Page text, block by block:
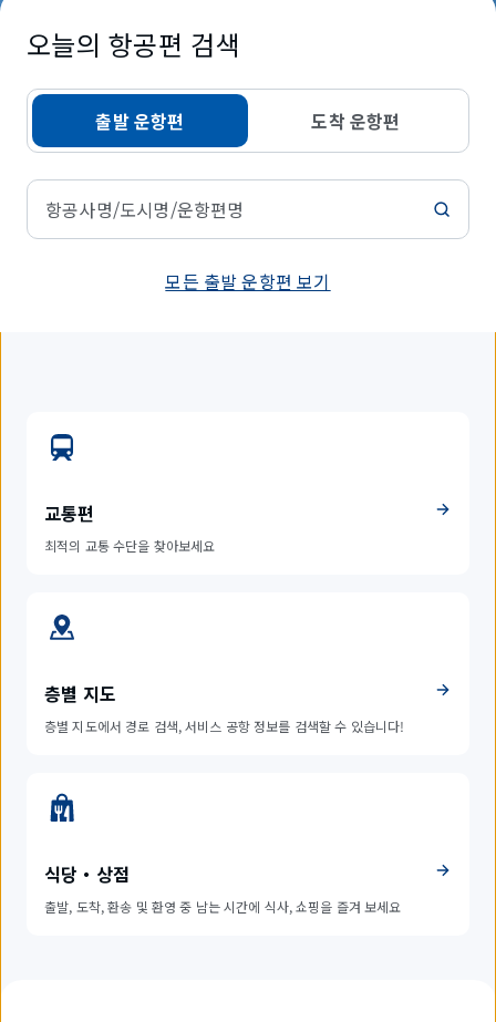
오늘의 항공편 검색
출발 운항편 도착 운항편
항공사명/도시명/운항편명
모든 출발 운항편 보기
교통편
최적의 교통 수단을 찾아보세요
층별 지도
층별 지도에서 경로 검색, 서비스 공항 정보를 검색할 수 있습니다!
식당・상점
출발, 도착, 환송 및 환영 중 남는 시간에 식사, 쇼핑을 즐겨 보세요